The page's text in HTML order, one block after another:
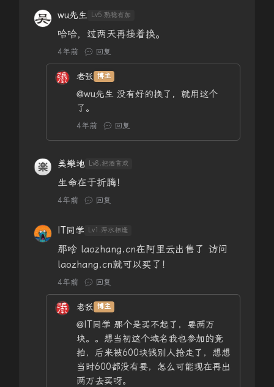
wu先生 Lv5.熟稔有加
哈哈，过两天再接着换。
4年前 回复
老张 博主
@wu先生 没有好的换了，就用这个
了。
4年前 回复
美樂地 Lv8.把酒言欢
生命在于折腾！
4年前 回复
IT同学 Lv1.萍水相逢
那啥 laozhang.cn在阿里云出售了 访问
laozhang.cn就可以买了！
4年前 回复
老张 博主
@IT同学 那个是买不起了，要两万
块。。想当初这个域名我也参加的竞
拍，后来被600块钱别人抢走了，想想
当时600都没有要，怎么可能现在再出
两万去买呀。